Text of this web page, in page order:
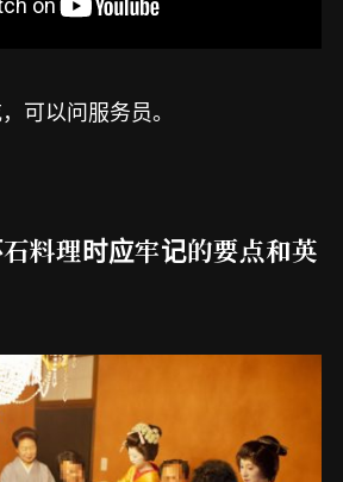
可以问服务员。
料理时应牢记的要点和英